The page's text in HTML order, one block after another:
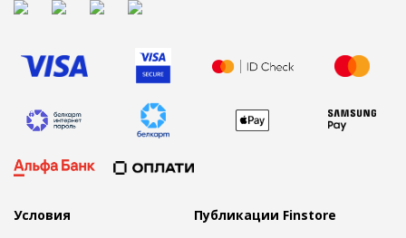
Условия
Публикации Finstore